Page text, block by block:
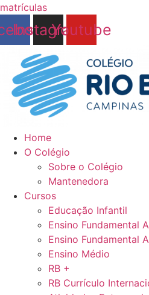
matrículas
Instagram
Youtube
Home
O Colégio
Sobre o Colégio
Mantenedora
Cursos
Educação Infantil
Ensino Fundamental
Ensino Fundamental
Ensino Médio
RB +
RB Currículo